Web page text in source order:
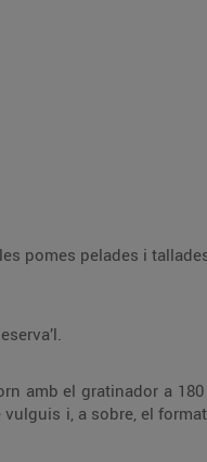
servir la batedora. Reserva’l.